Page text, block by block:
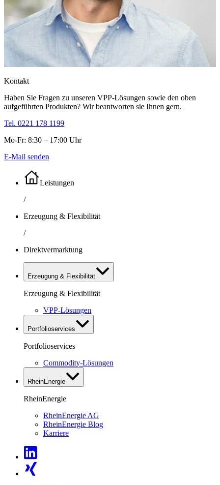
Kontakt
Haben Sie Fragen zu unseren VPP-Lösungen sowie den oben
aufgeführten Produkten? Wir beantworten sie Ihnen gern.
Tel. 0221 178 1199
Mo-Fr: 8:30 – 17:00 Uhr
E-Mail senden
Leistungen
/
Erzeugung & Flexibilität
/
Direktvermarktung
Erzeugung & Flexibilität
Erzeugung & Flexibilität
VPP-Lösungen
Portfolioservices
Portfolioservices
Commodity-Lösungen
RheinEnergie
RheinEnergie
RheinEnergie AG
RheinEnergie Blog
Karriere